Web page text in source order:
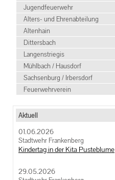
Jugendfeuerwehr
Alters- und Ehrenabteilung
Altenhain
Dittersbach
Langenstriegis
Mühlbach / Hausdorf
Sachsenburg / Irbersdorf
Feuerwehrverein
Aktuell
01.06.2026
Stadtwehr Frankenberg
Kindertag in der Kita Pusteblume
29.05.2026